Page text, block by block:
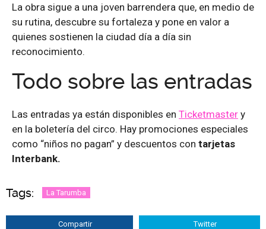
La obra sigue a una joven barrendera que, en medio de
su rutina, descubre su fortaleza y pone en valor a
quienes sostienen la ciudad día a día sin
reconocimiento.
Todo sobre las entradas
Las entradas ya están disponibles en Ticketmaster y
en la boletería del circo. Hay promociones especiales
como “niños no pagan” y descuentos con tarjetas
Interbank.
Tags: La Tarumba
Compartir Twitter